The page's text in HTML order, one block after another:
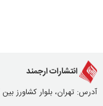
انتشارات ارجمند
آدرس: تهران، بلوار کشاورز بین کارگر و 16